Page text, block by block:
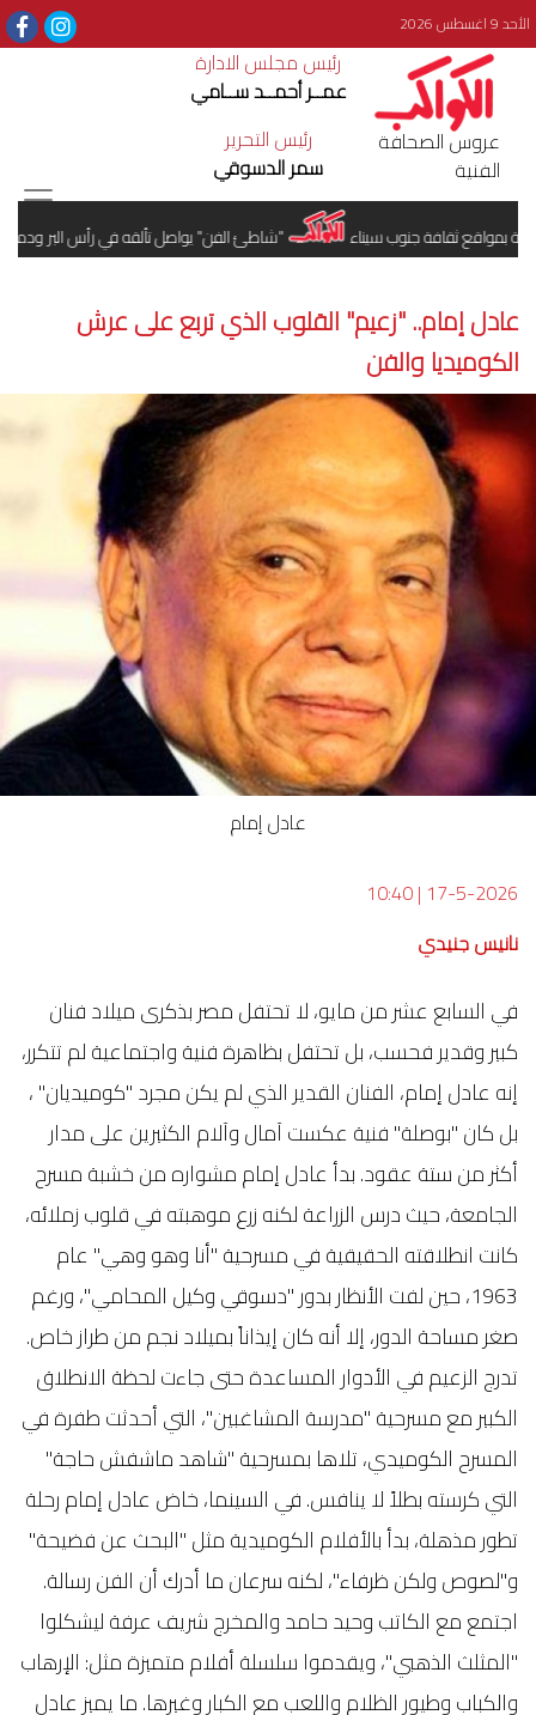
الأحد 9 اغسطس 2026
عروس الصحافة
الفنية
رئيس مجلس الادارة
عمــر أحمــد ســامي
رئيس التحرير
سمر الدسوقي
ثقافة جنوب سيناء "شاطئ الفن" يواصل تألقه في رأس البر ودمياط
عادل إمام.. "زعيم" القلوب الذي تربع على عرش
الكوميديا والفن
عادل إمام
17-5-2026
|
10:40
نانيس جنيدي
في السابع عشر من مايو، لا تحتفل مصر بذكرى ميلاد فنان
كبير وقدير فحسب، بل تحتفل بظاهرة فنية واجتماعية لم تتكرر،
إنه عادل إمام، الفنان القدير الذي لم يكن مجرد "كوميديان" ،
بل كان "بوصلة" فنية عكست آمال وآلام الكثيرين على مدار
أكثر من ستة عقود. بدأ عادل إمام مشواره من خشبة مسرح
الجامعة، حيث درس الزراعة لكنه زرع موهبته في قلوب زملائه،
كانت انطلاقته الحقيقية في مسرحية "أنا وهو وهي" عام
1963، حين لفت الأنظار بدور "دسوقي وكيل المحامي"، ورغم
صغر مساحة الدور، إلا أنه كان إيذاناً بميلاد نجم من طراز خاص.
تدرج الزعيم في الأدوار المساعدة حتى جاءت لحظة الانطلاق
الكبير مع مسرحية "مدرسة المشاغبين"، التي أحدثت طفرة في
المسرح الكوميدي، تلاها بمسرحية "شاهد ماشفش حاجة"
التي كرسته بطلاً لا ينافس. في السينما، خاض عادل إمام رحلة
تطور مذهلة، بدأ بالأفلام الكوميدية مثل "البحث عن فضيحة"
و"لصوص ولكن ظرفاء"، لكنه سرعان ما أدرك أن الفن رسالة.
اجتمع مع الكاتب وحيد حامد والمخرج شريف عرفة ليشكلوا
"المثلث الذهبي"، ويقدموا سلسلة أفلام متميزة مثل: الإرهاب
والكباب وطيور الظلام واللعب مع الكبار وغيرها. ما يميز عادل